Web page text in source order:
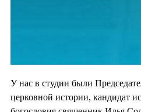
У нас в студии были
церковной истории, кандидат